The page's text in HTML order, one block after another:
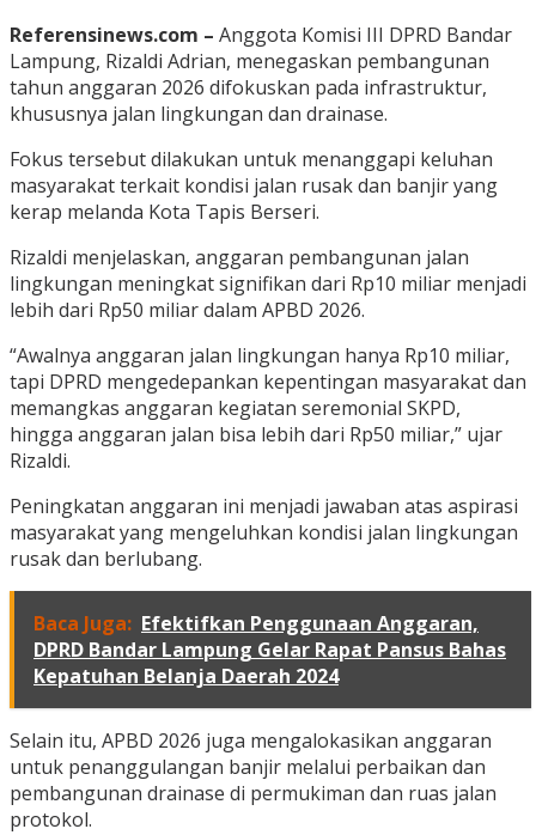
Referensinews.com – Anggota Komisi III DPRD Bandar
Lampung, Rizaldi Adrian, menegaskan pembangunan
tahun anggaran 2026 difokuskan pada infrastruktur,
khususnya jalan lingkungan dan drainase.
Fokus tersebut dilakukan untuk menanggapi keluhan
masyarakat terkait kondisi jalan rusak dan banjir yang
kerap melanda Kota Tapis Berseri.
Rizaldi menjelaskan, anggaran pembangunan jalan
lingkungan meningkat signifikan dari Rp10 miliar menjadi
lebih dari Rp50 miliar dalam APBD 2026.
“Awalnya anggaran jalan lingkungan hanya Rp10 miliar,
tapi DPRD mengedepankan kepentingan masyarakat dan
memangkas anggaran kegiatan seremonial SKPD,
hingga anggaran jalan bisa lebih dari Rp50 miliar,” ujar
Rizaldi.
Peningkatan anggaran ini menjadi jawaban atas aspirasi
masyarakat yang mengeluhkan kondisi jalan lingkungan
rusak dan berlubang.
Baca Juga: Efektifkan Penggunaan Anggaran,
DPRD Bandar Lampung Gelar Rapat Pansus Bahas
Kepatuhan Belanja Daerah 2024
Selain itu, APBD 2026 juga mengalokasikan anggaran
untuk penanggulangan banjir melalui perbaikan dan
pembangunan drainase di permukiman dan ruas jalan
protokol.